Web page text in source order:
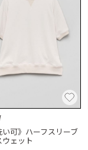
い可》ハーフスリーブ
ウェット